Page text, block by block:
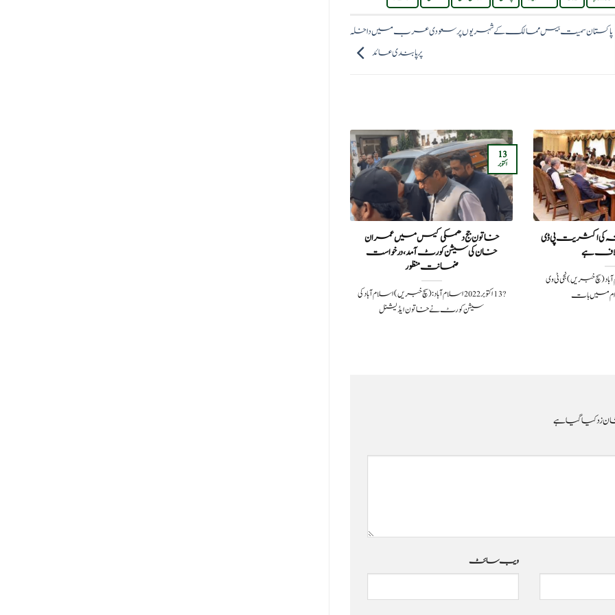
پاکستان سمیت بیس ممالک کے شہریوں پر سعودی عرب میں داخلہ
پر پابندی عائد
کی اکثریت پی ڈی
ہے
آباد (سچ خبریں) نجی ٹی وی
میں بات
خاتون جج دھمکی کیس میں عمران
خان کی سیشن کورٹ آمد، درخواست
ضمانت منظور
?️ 13 اکتوبر 2022اسلام آباد: (سچ خبریں) اسلام آباد کی
سیشن کورٹ نے خاتون ایڈیشنل
13
اکتوبر
زد کیا گیا ہے
ویب‌ سائٹ